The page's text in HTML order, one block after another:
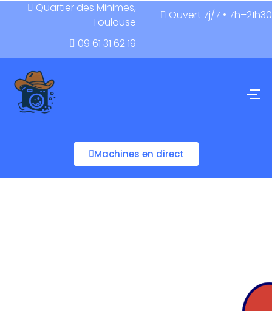
Quartier des Minimes,
Toulouse
Ouvert 7j/7 • 7h–21h30
09 61 31 62 19
Machines en direct